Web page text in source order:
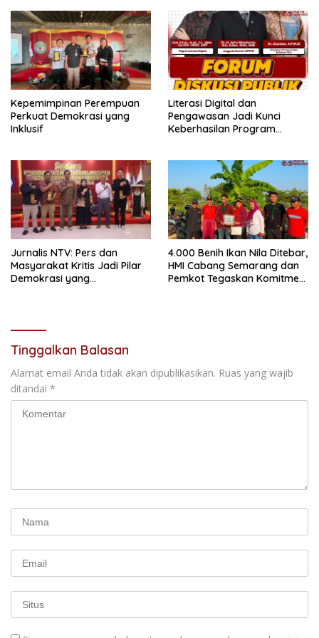
Kepemimpinan Perempuan
Perkuat Demokrasi yang
Inklusif
Literasi Digital dan
Pengawasan Jadi Kunci
Keberhasilan Program
Jurnalis NTV: Pers dan
Masyarakat Kritis Jadi Pilar
Demokrasi yang
4.000 Benih Ikan Nila Ditebar,
HMI Cabang Semarang dan
Pemkot Tegaskan Komitmen
Tinggalkan Balasan
Alamat email Anda tidak akan dipublikasikan. Ruas yang wajib
ditandai *